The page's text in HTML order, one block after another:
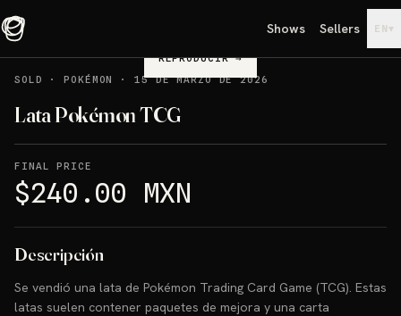
Shows Sellers EN ▾
REPRODUCIR→
SOLD
·POKÉMON · 15 DE MARZO DE 2026
Lata Pokémon TCG
FINAL PRICE
$240.00 MXN
Descripción
Se vendió una lata de Pokémon Trading Card Game (TCG). Estas
latas suelen contener paquetes de mejora y una carta